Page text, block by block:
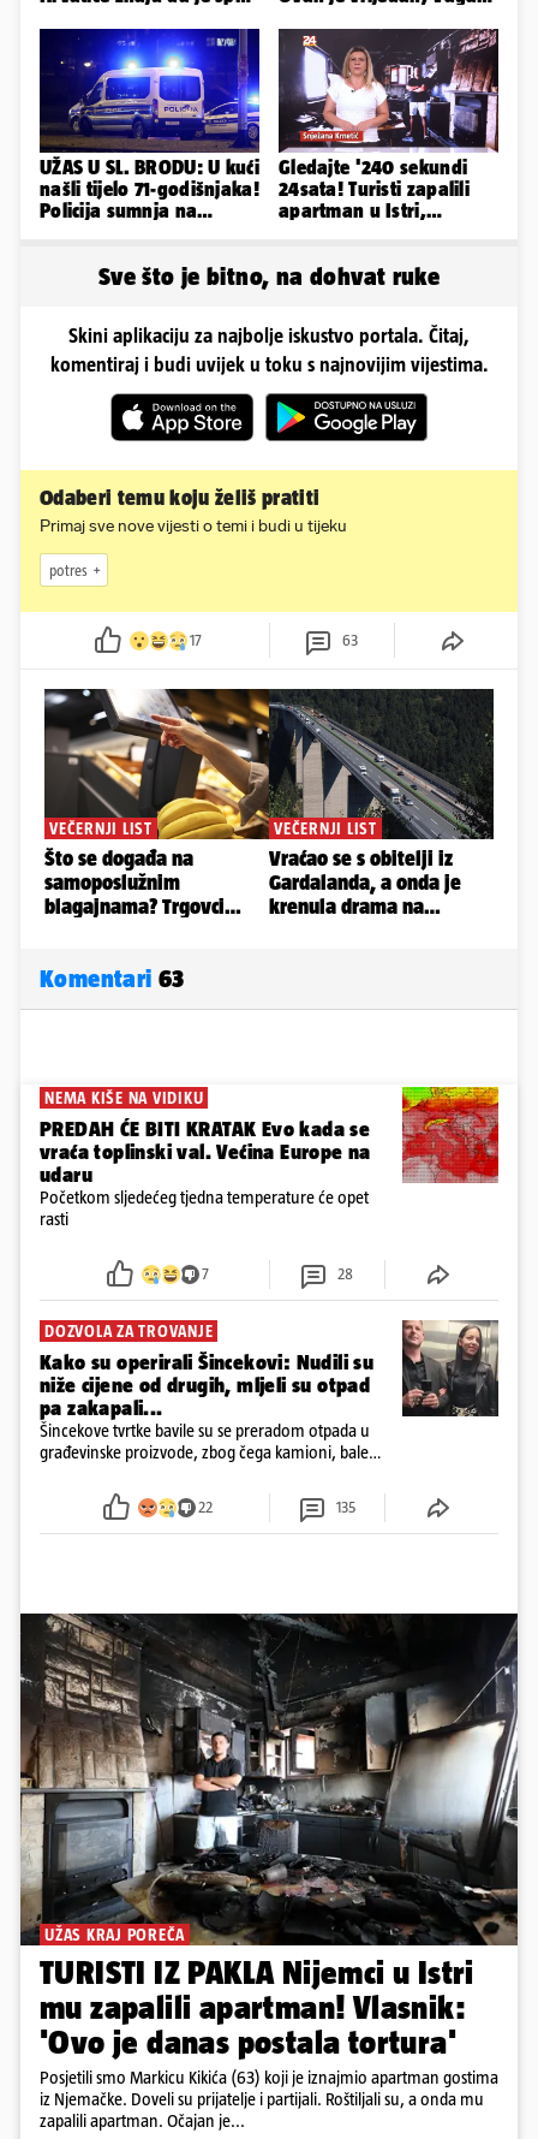
UŽAS U SL. BRODU: U kući
našli tijelo 71-godišnjaka!
Policija sumnja na
Gledajte '240 sekundi
24sata! Turisti zapalili
apartman u Istri,
Sve što je bitno, na dohvat ruke
Skini aplikaciju za najbolje iskustvo portala. Čitaj,
komentiraj i budi uvijek u toku s najnovijim vijestima.
Odaberi temu koju želiš pratiti
Primaj sve nove vijesti o temi i budi u tijeku
potres
17 63
Komentari 63
NEMA KIŠE NA VIDIKU
PREDAH ĆE BITI KRATAK Evo kada se
vraća toplinski val. Većina Europe na
udaru
Početkom sljedećeg tjedna temperature će opet
rasti
7 28
DOZVOLA ZA TROVANJE
Kako su operirali Šincekovi: Nudili su
niže cijene od drugih, mljeli su otpad
pa zakapali...
Šincekove tvrtke bavile su se preradom otpada u
građevinske proizvode, zbog čega kamioni, bale
22 135
UŽAS KRAJ POREČA
TURISTI IZ PAKLA Nijemci u Istri
mu zapalili apartman! Vlasnik:
'Ovo je danas postala tortura'
Posjetili smo Markicu Kikića (63) koji je iznajmio apartman gostima
iz Njemačke. Doveli su prijatelje i partijali. Roštiljali su, a onda mu
zapalili apartman. Očajan je...